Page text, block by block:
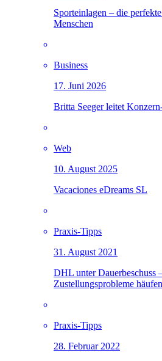
Sporteinlagen – die
Menschen
Business
17. Juni 2026
Britta Seeger leitet
Web
10. August 2025
Vacaciones eDreams SL
Praxis-Tipps
31. August 2021
DHL unter Dauerbeschuss
Zustellungsprobleme
Praxis-Tipps
28. Februar 2022